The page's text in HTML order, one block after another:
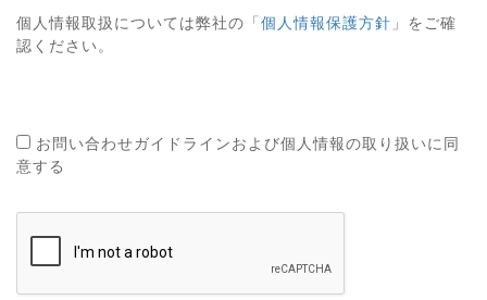
個人情報取扱については弊社の「 個人情報保護方針 」をご確
認ください。
お問い合わせガイドラインおよび個人情報の取り扱いに同
意する